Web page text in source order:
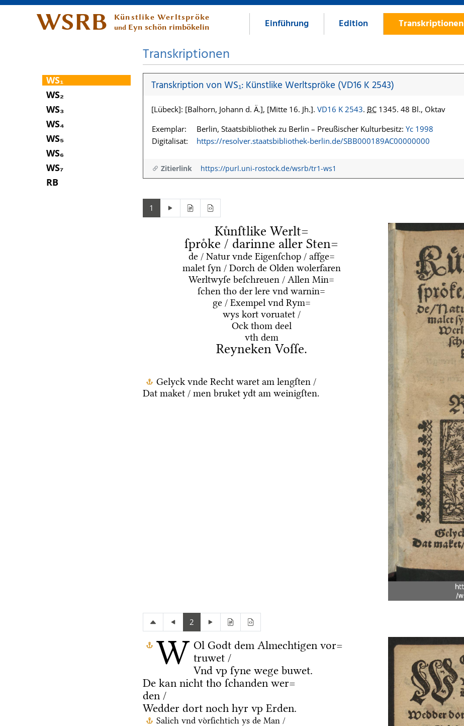
WSRB Künstlike Werltspröke
und Eyn schön rimbökelin Einführung Edition Transkriptionen
WS₁
WS₂
WS₃
WS₄
WS₅
WS₆
WS₇
RB
Transkriptionen
Transkription von WS₁: Künstlike Werltspröke (VD16 K 2543)
[Lübeck]: [Balhorn, Johann d. Ä.], [Mitte 16. Jh.]. VD16 K 2543. BC 1345. 48 Bl., Oktav
Exemplar:
Berlin, Staatsbibliothek zu Berlin – Preußischer Kulturbesitz: Yc 1998
Digitalisat:
https://resolver.staatsbibliothek-berlin.de/SBB000189AC00000000
Zitierlink https://purl.uni-rostock.de/wsrb/tr1-ws1
1
Kuͤnſtlike Werlt=
ſproͤke / darinne aller Sten=
de / Natur vnde Eigenſchop / affge=
malet ſyn / Dorch de Olden wolerfaren
Werltwyſe beſchreuen / Allen Min=
ſchen tho der lere vnd warnin=
ge / Exempel vnd Rym=
wys kort voruatet /
Ock thom deel
vth dem
Reyneken Voſſe.
Gelyck vnde Recht waret am lengſten /
Dat maket / men bruket ydt am weinigſten.
2
W Ol Godt dem Almechtigen vor=
truwet /
Vnd vp ſyne wege buwet.
De kan nicht tho ſchanden wer=
den /
Wedder dort noch hyr vp Erden.
Salich vnd voͤrſichtich ys de Man /